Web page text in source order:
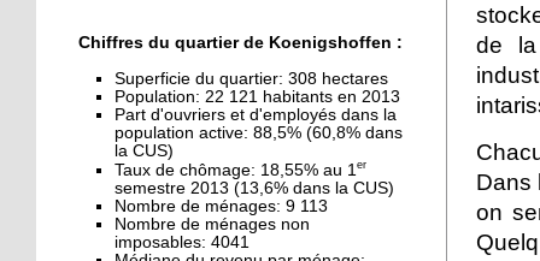
Hohberg ce vendredi
26 septembre 2019
La fête de rentrée de la
Montagne-Verte signe
son retour
25 septembre 2019
Chiffres du quartier de Koenigshoffen :
Superficie du quartier: 308 hectares
Population: 22 121 habitants en 2013
Part d'ouvriers et d'employés dans la
population active: 88,5% (60,8% dans
la CUS)
Taux de chômage: 18,55% au 1 er
semestre 2013 (13,6% dans la CUS)
Nombre de ménages: 9 113
Nombre de ménages non
imposables: 4041
de
Dans
on